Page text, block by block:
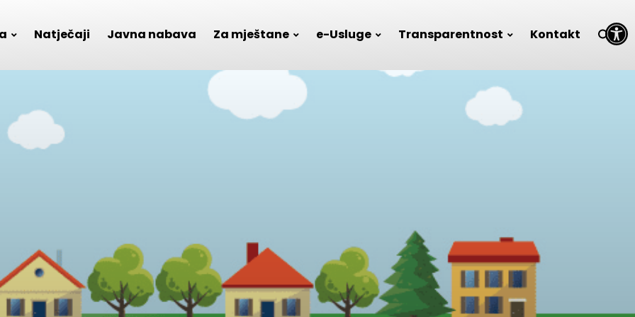
Open toolbar
Natječaji Javna nabava Za mještane e-Usluge Transparentnost Kontakt